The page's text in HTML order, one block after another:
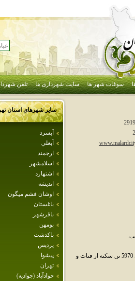
سوغات شهر ها سایت شهرداری ها تلفن
سایر شهرهای استان
آبسرد
آبعلي
ارجمند
اسلامشهر
اشتهارد
انديشه
اوشان فشم ميگون
باغستان
باقرشهر
بومهن
پاكدشت
پرديس
پيشوا
تهران
جوادآباد (جواديه)
دهی جزئ بخش شهریار شهرستان تهران در 6 کیلومتری باختر علیشاه عوض .هوایش معتدل . دارای 5970 تن سکنه از قنات و